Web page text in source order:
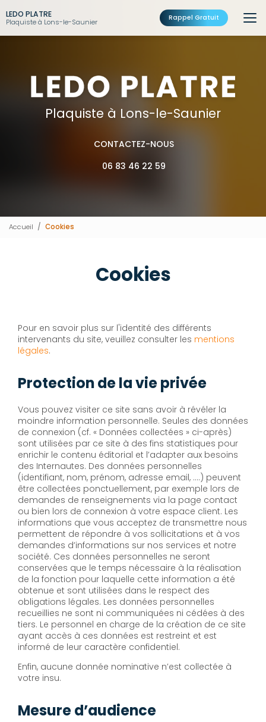
au
contenu
principal
LEDO PLATRE
Plaquiste à Lons-le-Saunier Rappel Gratuit
Plaquiste à Lons-le-Saunier
CONTACTEZ-NOUS
06 83 46 22 59
Accueil Cookies
Cookies
Pour en savoir plus sur l'identité des différents
intervenants du site, veuillez consulter les mentions
légales.
Protection de la vie privée
Vous pouvez visiter ce site sans avoir à révéler la
moindre information personnelle. Seules des données
de connexion (cf. « Données collectées » ci-après)
sont utilisées par ce site à des fins statistiques pour
enrichir le contenu éditorial et l’adapter aux besoins
des Internautes. Des données personnelles
(identifiant, nom, prénom, adresse email, ….) peuvent
être collectées ponctuellement, par exemple lors de
demandes de renseignements via la page contact
ou bien lors de connexion à votre espace client. Les
informations que vous acceptez de transmettre nous
permettent de répondre à vos sollicitations et à vos
demandes d’informations sur nos services et notre
société. Ces données personnelles ne seront
conservées que le temps nécessaire à la réalisation
de la fonction pour laquelle cette information a été
obtenue et sont utilisées dans le respect des
obligations légales. Les données personnelles
recueillies ne sont ni communiquées ni cédées à des
tiers. Le personnel en charge de la création de ce site
ayant accès à ces données est restreint et est
informé de leur caractère confidentiel.
Enfin, aucune donnée nominative n’est collectée à
votre insu.
Mesure d’audience